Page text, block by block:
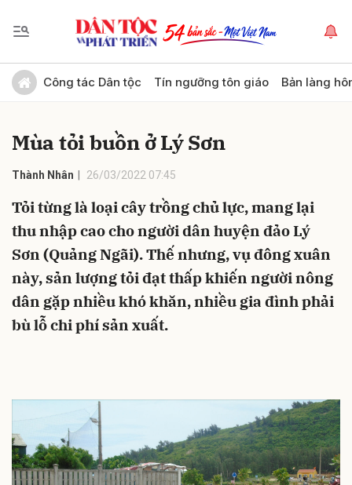
Công tác Dân tộc Tín ngưỡng tôn giáo Bản làng
Mùa tỏi buồn ở Lý Sơn
Thành Nhân 26/03/2022 07:45
Tỏi từng là loại cây trồng chủ lực, mang lại
thu nhập cao cho người dân huyện đảo Lý
Sơn (Quảng Ngãi). Thế nhưng, vụ đông xuân
này, sản lượng tỏi đạt thấp khiến người nông
dân gặp nhiều khó khăn, nhiều gia đình phải
bù lỗ chi phí sản xuất.
Gửi bình luận
Hủy Gửi